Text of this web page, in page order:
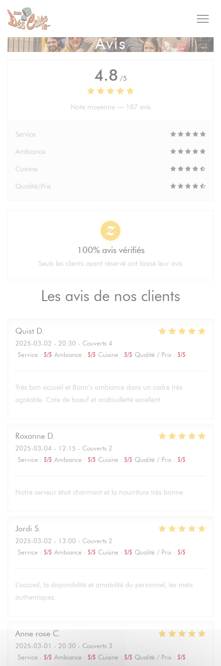
Personnalisation de vos choix en matière de cookies
Avis
Les avis de nos clients
Quist D
2025-03-02 - 20:30 - Couverts 4
Service : 5/5 Ambiance : 5/5 Cuisine : 5/5 Qualité / Prix : 5/5
Très bon accueil et Bonn’s ambiance dans un cadre très
agréable. Cote de boeuf et andouillette excellent
Roxanne D
2025-03-04 - 12:15 - Couverts 2
Service : 5/5 Ambiance : 5/5 Cuisine : 5/5 Qualité / Prix : 5/5
Notre serveur était charmant et la nourriture très bonne.
Jordi S
2025-03-02 - 13:00 - Couverts 2
Service : 5/5 Ambiance : 5/5 Cuisine : 5/5 Qualité / Prix : 5/5
L’accueil, la disponibilité et amabilité du personnel, les mets
authentiques.
Anne rose C
2025-03-01 - 20:30 - Couverts 3
Service : 5/5 Ambiance : 5/5 Cuisine : 5/5 Qualité / Prix : 5/5
4.8 /5
Note moyenne — 187 avis
Service
Ambiance
Cuisine
Qualité/Prix
100% avis vérifiés
Seuls les clients ayant réservé ont laissé leur avis